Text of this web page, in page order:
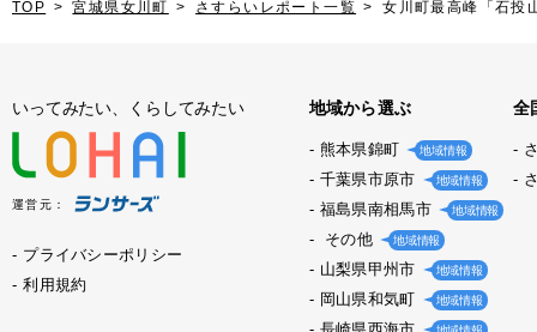
TOP 宮城県女川町 さすらいレポート一覧 女川町最高峰「石投
いってみたい、くらしてみたい
運営元：
プライバシーポリシー
利用規約
地域から選ぶ
熊本県錦町 地域情報
千葉県市原市 地域情報
福島県南相馬市 地域情報
その他 地域情報
山梨県甲州市 地域情報
岡山県和気町 地域情報
全